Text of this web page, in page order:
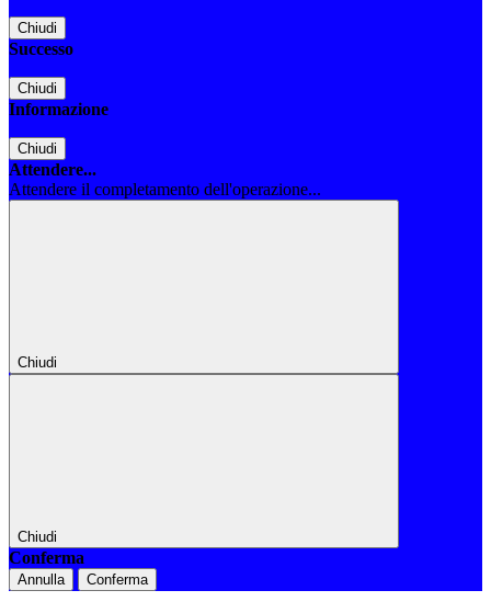
Chiudi
Successo
Chiudi
Informazione
Chiudi
Attendere...
Attendere il completamento dell'operazione...
Chiudi
Chiudi
Conferma
Annulla Conferma